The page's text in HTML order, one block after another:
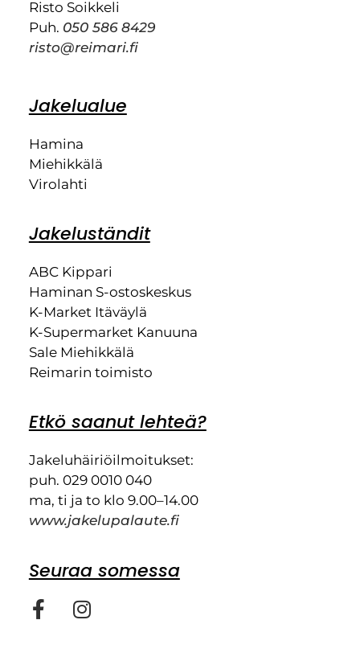
Risto Soikkeli
Puh. 050 586 8429
risto@reimari.fi
Jakelualue
Hamina
Miehikkälä
Virolahti
Jakeluständit
ABC Kippari
Haminan S-ostoskeskus
K-Market Itäväylä
K-Supermarket Kanuuna
Sale Miehikkälä
Reimarin toimisto
Etkö saanut lehteä?
Jakeluhäiriöilmoitukset:
puh. 029 0010 040
ma, ti ja to klo 9.00–14.00
www.jakelupalaute.fi
Seuraa somessa